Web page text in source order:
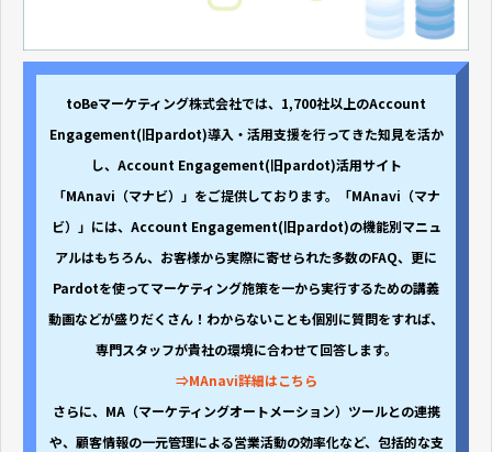
toBeマーケティング株式会社では、1,700社以上のAccount
Engagement(旧pardot)導入・活用支援を行ってきた知見を活か
し、Account Engagement(旧pardot)活用サイト
「MAnavi（マナビ）」をご提供しております。「MAnavi（マナ
ビ）」には、Account Engagement(旧pardot)の機能別マニュ
アルはもちろん、お客様から実際に寄せられた多数のFAQ、更に
Pardotを使ってマーケティング施策を一から実行するための講義
動画などが盛りだくさん！わからないことも個別に質問をすれば、
専門スタッフが貴社の環境に合わせて回答します。
⇒MAnavi詳細はこちら
さらに、MA（マーケティングオートメーション）ツールとの連携
や、顧客情報の一元管理による営業活動の効率化など、包括的な支